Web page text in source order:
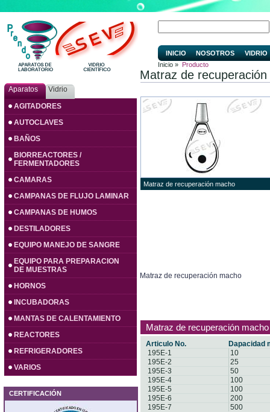
Aparatos
Vidrio
AGITADORES
AUTOCLAVES
BAÑOS
BIORREACTORES /
FERMENTADORES
CAMARAS
CAMPANAS DE FLUJO LAMINAR
CAMPANAS DE HUMOS
DESTILADORES
EQUIPO MANEJO DE SANGRE
EQUIPO PARA PREPARACION
DE MUESTRAS
HORNOS
INCUBADORAS
MANTAS DE CALENTAMIENTO
REACTORES
REFRIGERADORES
VARIOS
CERTIFICACIÓN
INICIO NOSOTROS
VIDRIO
Inicio » Producto
Matraz de
Matraz de recuperación macho
Matraz de recuperación macho
Matraz de recuperación macho
Articulo No.
Dapacidad
195E-1
10
195E-2
25
195E-3
50
195E-4
100
195E-5
100
195E-6
200
195E-7
500